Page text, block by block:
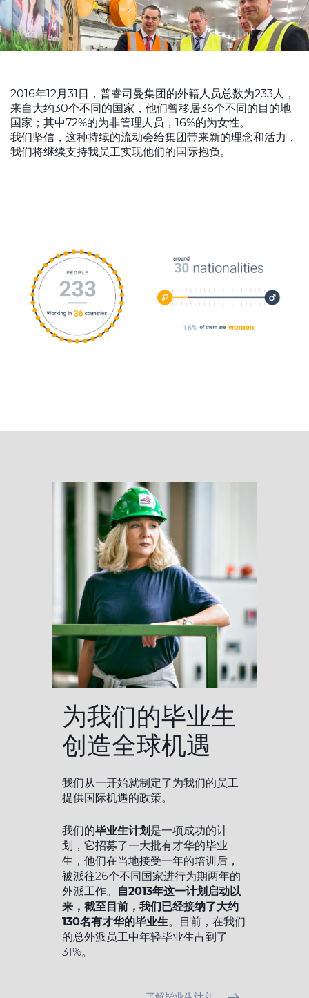
2016年12月31日，普睿司曼集团的外籍人员总数为233人，
来自大约30个不同的国家，他们曾移居36个不同的目的地
国家；其中72%的为非管理人员，16%的为女性。
我们坚信，这种持续的流动会给集团带来新的理念和活力，
我们将继续支持我员工实现他们的国际抱负。
为我们的毕业生
创造全球机遇
我们从一开始就制定了为我们的员工
提供国际机遇的政策。
我们的毕业生计划 是一项成功的计
划，它招募了一大批有才华的毕业
生，他们在当地接受一年的培训后，
被派往26个不同国家进行为期两年的
外派工作。
自2013年这一计划启动以
来，截至目前，我们已经接纳了大约
130名有才华的毕业生。目前，在我们
的总外派员工中年轻毕业生占到了
31%。